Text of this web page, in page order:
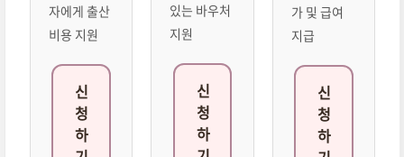
자에게 출산
비용 지원
신
청
하
있는 바우처
지원
신
청
하
가 및 급여
지급
신
청
하